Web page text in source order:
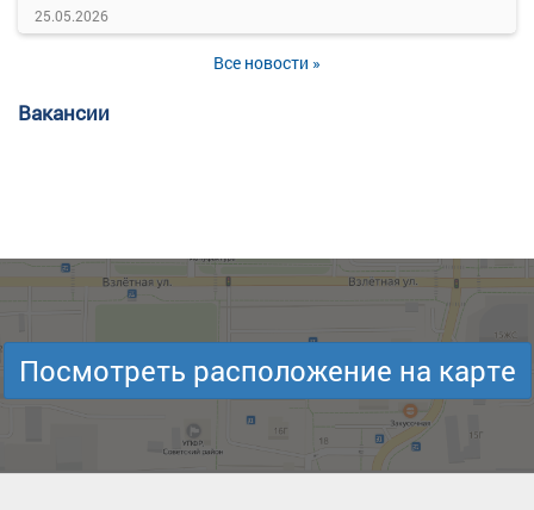
25.05.2026
Все новости »
Вакансии
Посмотреть расположение на карте